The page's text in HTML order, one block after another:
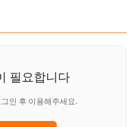
필요합니다
인 후 이용해주세요.